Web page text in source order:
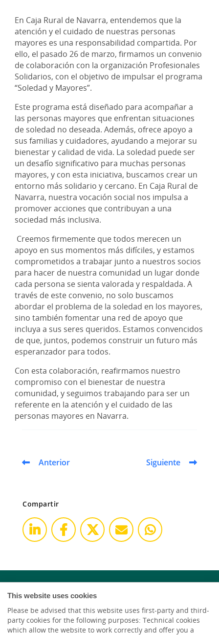
This website uses cookies
Please be advised that this website uses first-party and third-
party cookies for the following purposes: Technical cookies
which allow the website to work correctly and offer you a
En Caja Rural de Navarra, entendemos que la
atención y el cuidado de nuestras personas
mayores es una responsabilidad compartida. Por
ello, el pasado 26 de marzo, firmamos un convenio
de colaboración con la organización Profesionales
Solidarios, con el objetivo de impulsar el programa
“Soledad y Mayores”.
Este programa está diseñado para acompañar a
las personas mayores que enfrentan situaciones
de soledad no deseada. Además, ofrece apoyo a
sus familias y cuidadores, ayudando a mejorar su
bienestar y calidad de vida. La soledad puede ser
un desafío significativo para muchas personas
mayores, y con esta iniciativa, buscamos crear un
entorno más solidario y cercano. En Caja Rural de
Navarra, nuestra vocación social nos impulsa a
promover acciones que contribuyan a una
sociedad más inclusiva.
Creemos firmemente que todos merecen un
apoyo en sus momentos más difíciles, y estamos
comprometidos a trabajar junto a nuestros socios
para hacer de nuestra comunidad un lugar donde
cada persona se sienta valorada y respaldada. A
través de este convenio, no solo buscamos
abordar el problema de la soledad en los mayores,
sino también fomentar una red de apoyo que
incluya a sus seres queridos. Estamos convencidos
de que, juntos, podemos construir un futuro más
esperanzador para todos.
Con esta colaboración, reafirmamos nuestro
compromiso con el bienestar de nuestra
comunidad, y seguimos trabajando para ser un
referente en la atención y el cuidado de las
personas mayores en Navarra.
Anterior Siguiente
Compartir